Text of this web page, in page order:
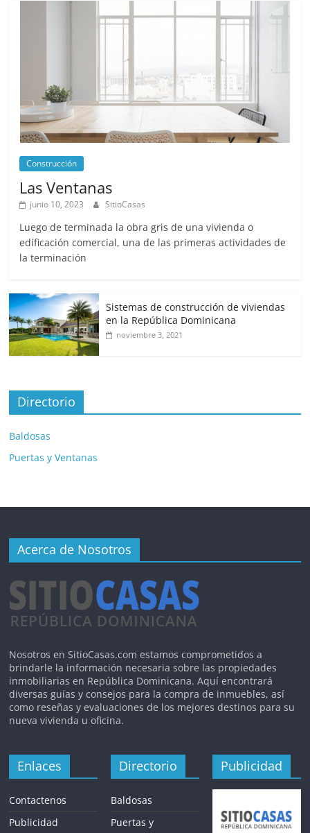
Construcción
Las Ventanas
junio 10, 2023 SitioCasas
Luego de terminada la obra gris de una vivienda o
edificación comercial, una de las primeras actividades de
la terminación
Sistemas de construcción de viviendas
en la República Dominicana
noviembre 3, 2021
Directorio
Baldosas
Puertas y Ventanas
Acerca de Nosotros
Nosotros en SitioCasas.com estamos comprometidos a
brindarle la información necesaria sobre las propiedades
inmobiliarias en República Dominicana. Aquí encontrará
diversas guías y consejos para la compra de inmuebles, así
como reseñas y evaluaciones de los mejores destinos para su
nueva vivienda u oficina.
Enlaces
Contactenos
Publicidad
Directorio
Baldosas
Puertas y
Publicidad